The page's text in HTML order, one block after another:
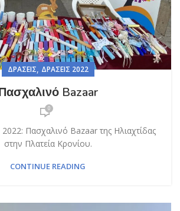
ΔΡΆΣΕΙΣ, ΔΡΆΣΕΙΣ 2022
Bazaar
0
Πασχαλινό Bazaar της Ηλιαχτίδας
στην Πλατεία Κρονίου.
CONTINUE READING